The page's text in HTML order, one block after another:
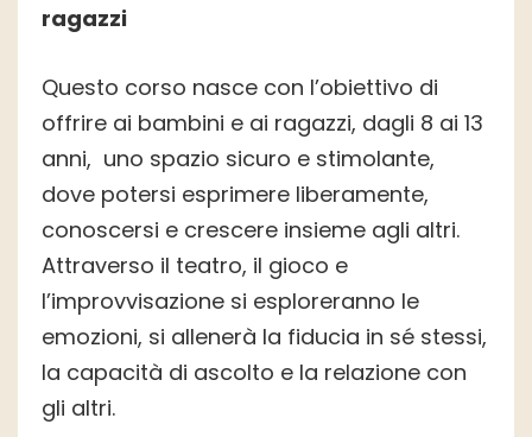
ragazzi
Questo corso nasce con l’obiettivo di
offrire ai bambini e ai ragazzi, dagli 8 ai 13
anni, uno spazio sicuro e stimolante,
dove potersi esprimere liberamente,
conoscersi e crescere insieme agli altri.
Attraverso il teatro, il gioco e
l’improvvisazione si esploreranno le
emozioni, si allenerà la fiducia in sé stessi,
la capacità di ascolto e la relazione con
gli altri.